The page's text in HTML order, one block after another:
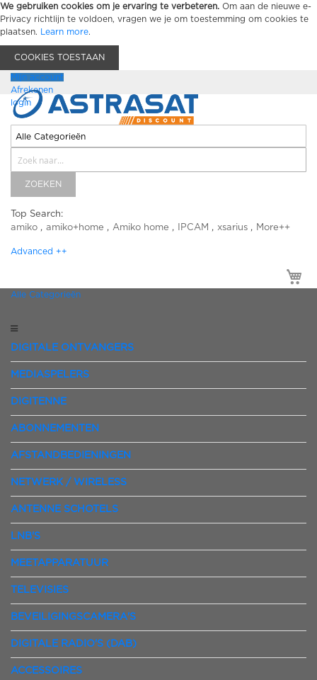
We gebruiken cookies om je ervaring te verbeteren. Om aan de nieuwe e-
Privacy richtlijn te voldoen, vragen we je om toestemming om cookies te
plaatsen.
Learn more.
COOKIES TOESTAAN
Mijn account
Afrekenen
login
ZOEKEN
Top Search:
amiko
amiko+home Amiko home IPCAM xsarius More++
Advanced ++
Alle Categorieën
DIGITALE ONTVANGERS
MEDIASPELERS
DIGITENNE
ABONNEMENTEN
AFSTANDBEDIENINGEN
NETWERK / WIRELESS
ANTENNE SCHOTELS
LNB'S
MEETAPPARATUUR
TELEVISIES
BEVEILIGINGSCAMERA'S
DIGITALE RADIO'S (DAB)
ACCESSOIRES